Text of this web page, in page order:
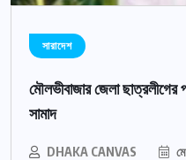
সারাদেশ
মৌলভীবাজার জেলা
সামাদ
DHAKA CANVAS